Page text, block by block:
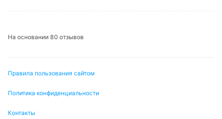
На основании 80 отзывов
Правила пользования сайтом
Политика конфиденциальности
Контакты